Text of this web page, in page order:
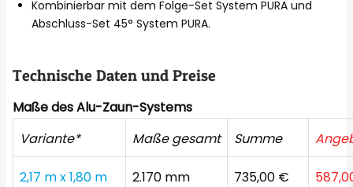
Kombinierbar mit dem Folge-Set System PURA und
Abschluss-Set 45° System PURA.
Technische Daten und Preise
Maße des Alu-Zaun-Systems
Variante*
Maße gesamt Summe
2,17 m x 1,80 m 2.170 mm 735,00 €